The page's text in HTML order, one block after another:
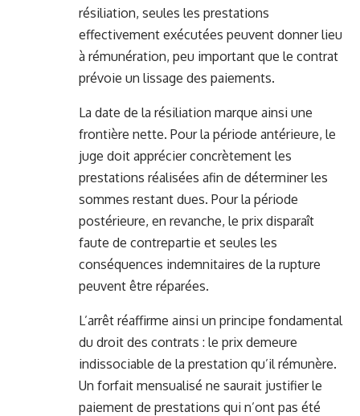
résiliation, seules les prestations
effectivement exécutées peuvent donner lieu
à rémunération, peu important que le contrat
prévoie un lissage des paiements.
La date de la résiliation marque ainsi une
frontière nette. Pour la période antérieure, le
juge doit apprécier concrètement les
prestations réalisées afin de déterminer les
sommes restant dues. Pour la période
postérieure, en revanche, le prix disparaît
faute de contrepartie et seules les
conséquences indemnitaires de la rupture
peuvent être réparées.
L’arrêt réaffirme ainsi un principe fondamental
du droit des contrats : le prix demeure
indissociable de la prestation qu’il rémunère.
Un forfait mensualisé ne saurait justifier le
paiement de prestations qui n’ont pas été